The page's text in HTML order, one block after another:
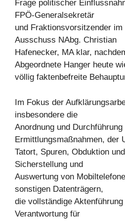
Frage politischer
FPÖ-Generalsekretär
und Fraktionsvorsitzender
Ausschuss NAbg. Christian
Hafenecker, MA klar,
Abgeordnete Hanger heute
völlig faktenbefreite
Im Fokus der
insbesondere die
Anordnung und Durchführung
Ermittlungsmaßnahmen, der
Tatort, Spuren, Obduktion
Sicherstellung und
Auswertung von
sonstigen Datenträgern,
die vollständige
Verantwortung für